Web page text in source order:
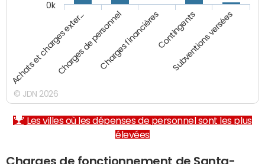
Achats et charges exter…Charges de personnelCharges financièresContingents
Subventions versées
0k
© JDN 2026
Les villes où les dépenses de personnel sont les plus
élevées
Charges de fonctionnement de Santa-